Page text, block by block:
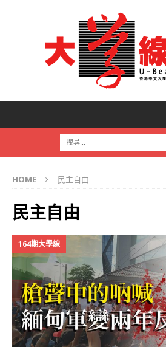
HOME 民主自由
民主自由
164期大學線